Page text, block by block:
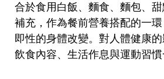
合於食用白飯、麵食、麵包、
補充，作為餐前營養搭配的一
即性的身體改變。對人體健康
飲食內容、生活作息與運動習慣